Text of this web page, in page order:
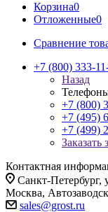
Корзина0
Отложенные0
Сравнение
+7 (800) 333-
Назад
+7 (800)
+7 (495)
+7 (499)
Заказать
Контактная
Санкт-Петербург,
Москва,
sales@grost.ru